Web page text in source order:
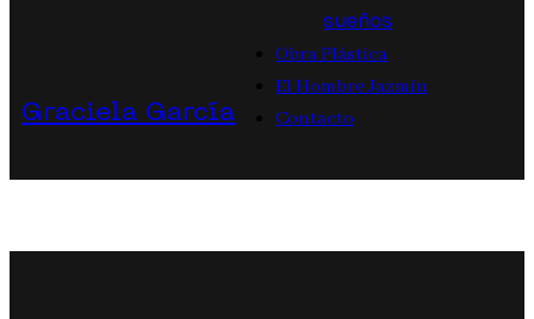
Graciela García
sueños
Obra Plástica
El Hombre Jazmín
Contacto